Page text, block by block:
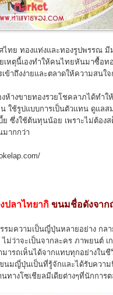
ทองแท่งและทองรูปพรรณ มีม
เหตุนี้เองทำให้คนไทยหันมาซื้อท
ข้าถึงง่ายและตลาดให้ความสนใ
ขายทองรวยโชคลาภได้ทำให้
ใช้รูปแบบการเป็นตัวแทน ดูแล
ย ซึ่งใช้ต้นทุนน้อย เพราะไม่ต้อง
มากกว่า
ปลาไทยากิ ขนมชื่อดังจา
ามเป็นญี่ปุ่นหลายอย่าง กลาย
ม่ว่าจะเป็นจากละคร ภาพยนต์ เ
มารถเห็นได้จากแทบทุกอย่างใน
นมญี่ปุ่นเป็นที่รู้จักและได้รับคว
ทางโซเชียลมีเดียต่างๆที่นักการ